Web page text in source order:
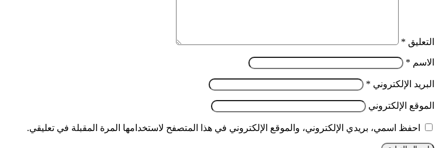
التعليق *
الاسم *
البريد الإلكتروني *
الموقع الإلكتروني
احفظ اسمي، بريدي الإلكتروني، والموقع الإلكتروني في هذا المتصفح لاستخدامها المرة المقبلة في تعليقي.